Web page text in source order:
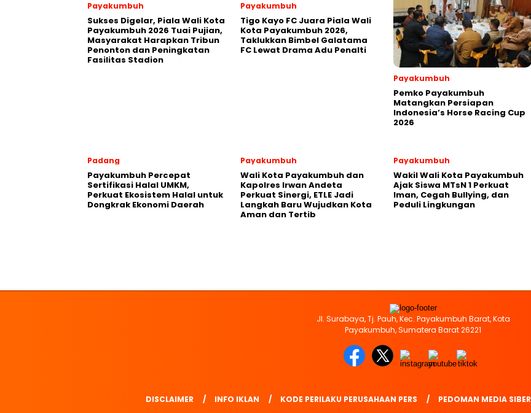
Payakumbuh
Sukses Digelar, Piala Wali Kota
Payakumbuh 2026 Tuai Pujian,
Masyarakat Harapkan Tribun
Penonton dan Peningkatan
Fasilitas Stadion
Payakumbuh
Tigo Kayo FC Juara Piala Wali
Kota Payakumbuh 2026,
Taklukkan Bimbel Galatama
FC Lewat Drama Adu Penalti
Payakumbuh
Pemko Payakumbuh
Matangkan Persiapan
Indonesia’s Horse Racing Cup
2026
Padang
Payakumbuh Percepat
Sertifikasi Halal UMKM,
Perkuat Ekosistem Halal untuk
Dongkrak Ekonomi Daerah
Payakumbuh
Wali Kota Payakumbuh dan
Kapolres Irwan Andeta
Perkuat Sinergi, ETLE Jadi
Langkah Baru Wujudkan Kota
Aman dan Tertib
Payakumbuh
Wakil Wali Kota Payakumbuh
Ajak Siswa MTsN 1 Perkuat
Iman, Cegah Bullying, dan
Peduli Lingkungan
Jl. Surabaya, Tj. Pauh, Kec. Payakumbuh Barat, Kota
Payakumbuh, Sumatera Barat 26221
DISCLAIMER INFO IKLAN KODE PERILAKU PERUSAHAAN PERS PEDOMAN MEDIA SIBER